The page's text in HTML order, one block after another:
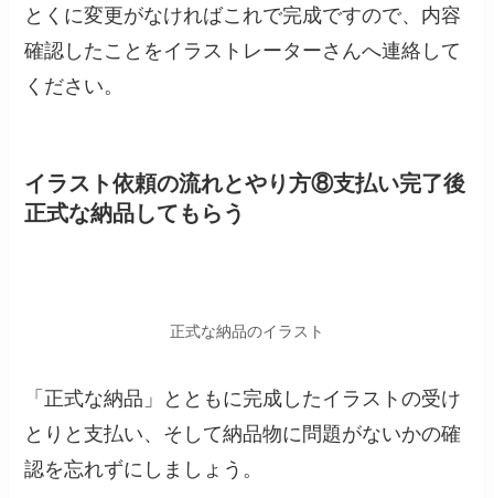
とくに変更がなければこれで完成ですので、内容
確認したことをイラストレーターさんへ連絡して
ください。
イラスト依頼の流れとやり方⑧支払い完了後
正式な納品してもらう
正式な納品のイラスト
「正式な納品」とともに完成したイラストの受け
とりと支払い、そして納品物に問題がないかの確
認を忘れずにしましょう。